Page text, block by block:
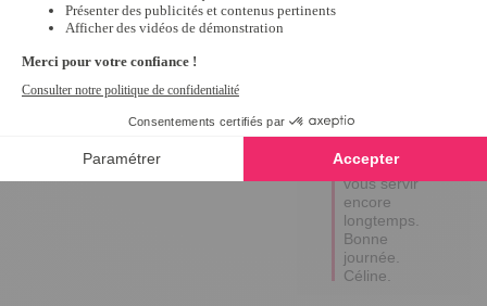
votre gentil
espérons
vous servir
encore
longtemps.
Bonne
journée.
Céline.